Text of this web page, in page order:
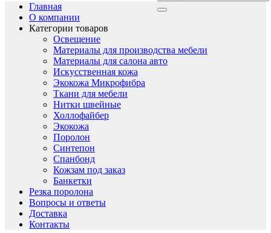
Главная
О компании
Категории товаров
Освещение
Материалы для производства мебели
Материалы для салона авто
Искусственная кожа
Экокожа Микрофибра
Ткани для мебели
Нитки швейные
Холлофайбер
Экокожа
Поролон
Синтепон
Спанбонд
Кожзам под заказ
Банкетки
Резка поролона
Вопросы и ответы
Доставка
Контакты